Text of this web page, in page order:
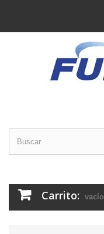
Carrito: vacío